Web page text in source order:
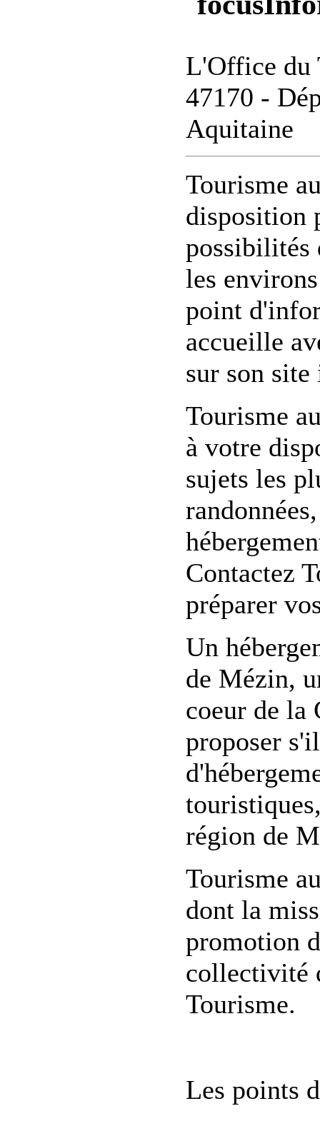
L'Office du
47170 -
Aquitaine
Tourisme
disposition
possibilités
les
point
accueille
sur son
Tourisme
à votre
sujets les
Contactez
préparer
Un
de Mézin,
coeur de la
proposer
région de
Tourisme
dont la
promotion
collectivité
Tourisme.
Les points